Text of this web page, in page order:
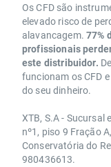
Os CFD são
elevado risco de
alavancagem. 77%
profissionais
este distribuidor.
funcionam os CFD
do seu dinheiro.
XTB, S.A - Sucursal
nº1, piso 9 Fração
Conservatória do
980436613.